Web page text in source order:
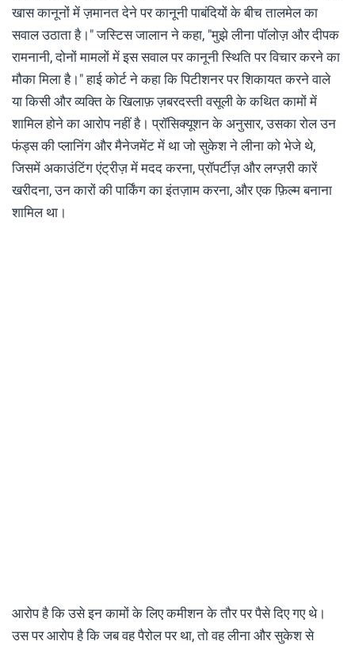
खास कानूनों में ज़मानत देने पर कानूनी पाबंदियों के बीच तालमेल का
सवाल उठाता है।" जस्टिस जालान ने कहा, "मुझे लीना पॉलोज़ और दीपक
रामनानी, दोनों मामलों में इस सवाल पर कानूनी स्थिति पर विचार करने का
मौका मिला है।" हाई कोर्ट ने कहा कि पिटीशनर पर शिकायत करने वाले
या किसी और व्यक्ति के खिलाफ़ ज़बरदस्ती वसूली के कथित कामों में
शामिल होने का आरोप नहीं है। प्रॉसिक्यूशन के अनुसार, उसका रोल उन
फंड्स की प्लानिंग और मैनेजमेंट में था जो सुकेश ने लीना को भेजे थे,
जिसमें अकाउंटिंग एंट्रीज़ में मदद करना, प्रॉपर्टीज़ और लग्ज़री कारें
खरीदना, उन कारों की पार्किंग का इंतज़ाम करना, और एक फ़िल्म बनाना
शामिल था।
आरोप है कि उसे इन कामों के लिए कमीशन के तौर पर पैसे दिए गए थे।
उस पर आरोप है कि जब वह पैरोल पर था, तो वह लीना और सुकेश से